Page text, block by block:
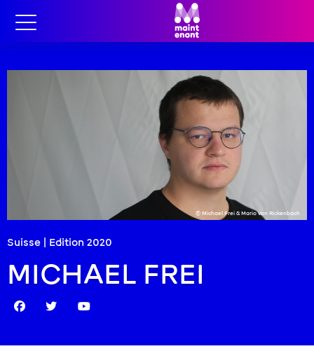
Suisse | Edition 2020
MICHAEL FREI
© Michael Frei & Mario von Rickenbach